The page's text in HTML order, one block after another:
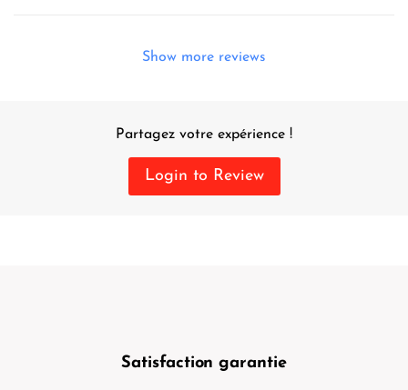
Show more reviews
Partagez votre expérience !
Login to Review
Satisfaction garantie